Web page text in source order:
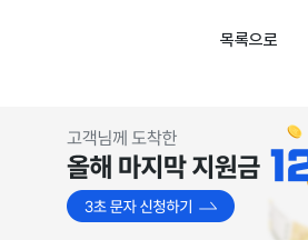
목록으로